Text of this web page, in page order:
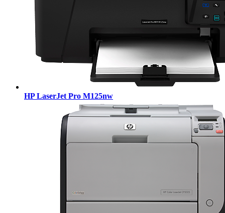
HP LaserJet Pro M125nw